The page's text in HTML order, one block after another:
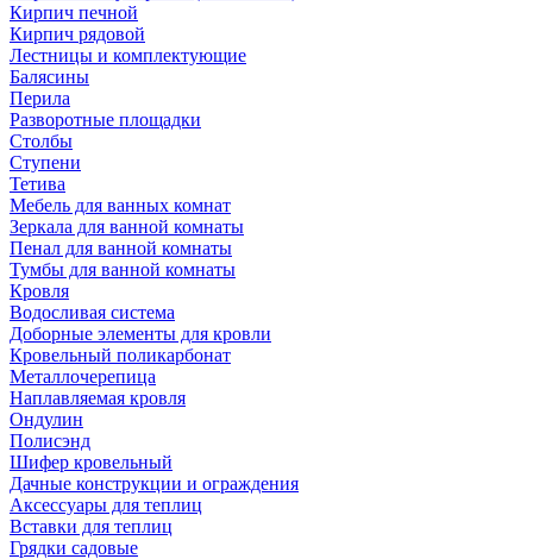
Кирпич печной
Кирпич рядовой
Лестницы и комплектующие
Балясины
Перила
Разворотные площадки
Столбы
Ступени
Тетива
Мебель для ванных комнат
Зеркала для ванной комнаты
Пенал для ванной комнаты
Тумбы для ванной комнаты
Кровля
Водосливая система
Доборные элементы для кровли
Кровельный поликарбонат
Металлочерепица
Наплавляемая кровля
Ондулин
Полисэнд
Шифер кровельный
Дачные конструкции и ограждения
Аксессуары для теплиц
Вставки для теплиц
Грядки садовые